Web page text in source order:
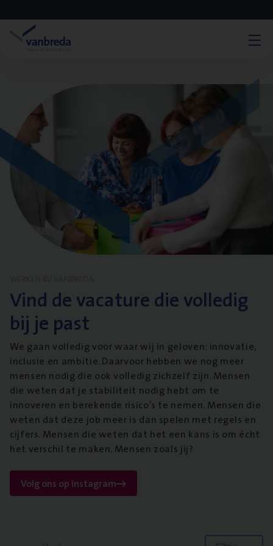
Vind de vacature die volledig
bij je past
We gaan volledig voor waar wij in geloven: innovatie,
inclusie en ambitie. Daarvoor hebben we nog meer
mensen nodig die ook volledig zichzelf zijn. Mensen
die weten dat je stabiliteit nodig hebt om te
innoveren en berekende risico’s te nemen. Mensen die
weten dat deze job meer is dan spelen met regels en
cijfers. Mensen die weten dat het een kans is om écht
het verschil te maken. Mensen zoals jij?
Volg ons op instagram